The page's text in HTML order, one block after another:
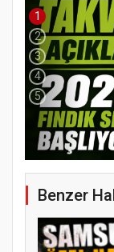
YENİ
ÜYE
1
2
3
4
5
Benzer